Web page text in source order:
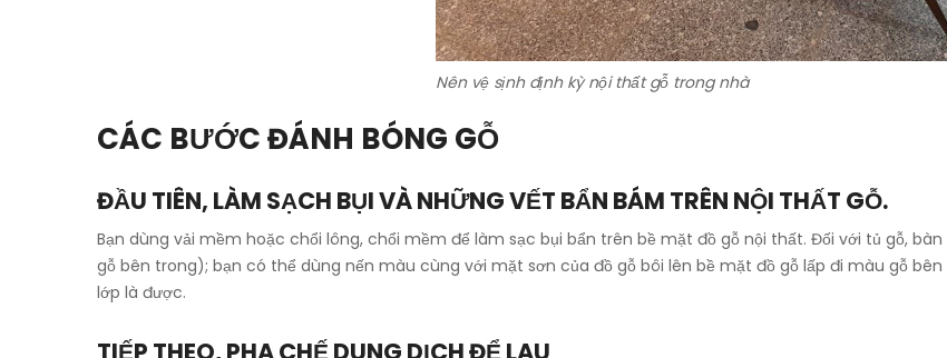
Nên vệ sịnh định kỳ nội thất gỗ trong nhà
CÁC BƯỚC ĐÁNH BÓNG GỖ
ĐẦU TIÊN, LÀM SẠCH BỤI VÀ NHỮNG VẾT BẨN BÁM TRÊN NỘI THẤT GỖ.
Bạn dùng vải mềm hoặc chổi lông, chổi mềm để làm sạc bụi bẩn trên bề mặt đồ gỗ nội thất. Đối với tủ gỗ,
gỗ bên trong); bạn có thể dùng nến màu cùng với mặt sơn của đồ gỗ bôi lên bề mặt đồ gỗ lấp đi màu gỗ
lớp là được.